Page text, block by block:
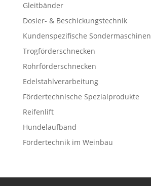
Gleitbänder
Dosier- & Beschickungstechnik
Kundenspezifische Sondermaschinen
Trogförderschnecken
Rohrförderschnecken
Edelstahlverarbeitung
Fördertechnische Spezialprodukte
Reifenlift
Hundelaufband
Fördertechnik im Weinbau